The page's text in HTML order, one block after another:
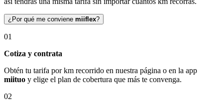
¿Por qué me conviene miiflex?
01
Cotiza y contrata
Obtén tu tarifa por km recorrido en nuestra página o en la app
miituo y elige el plan de cobertura que más te convenga.
02